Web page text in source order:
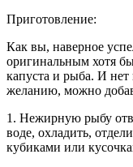
Приготовление:
Как вы, наверное
оригинальным хотя
капуста и рыба. И
желанию, можно
1. Нежирную рыбу
воде, охладить,
кубиками или